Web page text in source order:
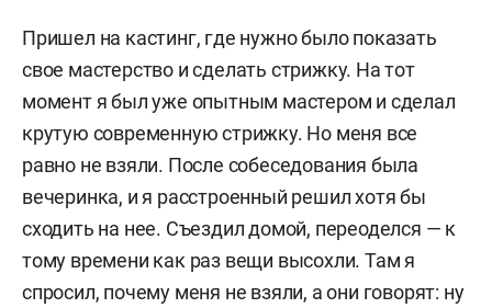
Пришел на кастинг, где нужно было показать
свое мастерство и сделать стрижку. На тот
момент я был уже опытным мастером и сделал
крутую современную стрижку. Но меня все
равно не взяли. После собеседования была
вечеринка, и я расстроенный решил хотя бы
сходить на нее. Съездил домой, переоделся — к
тому времени как раз вещи высохли. Там я
спросил, почему меня не взяли, а они говорят: ну